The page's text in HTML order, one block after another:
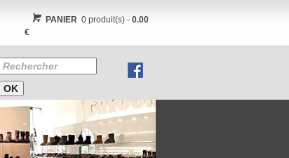
PANIER 0 produit(s) -0.00
€